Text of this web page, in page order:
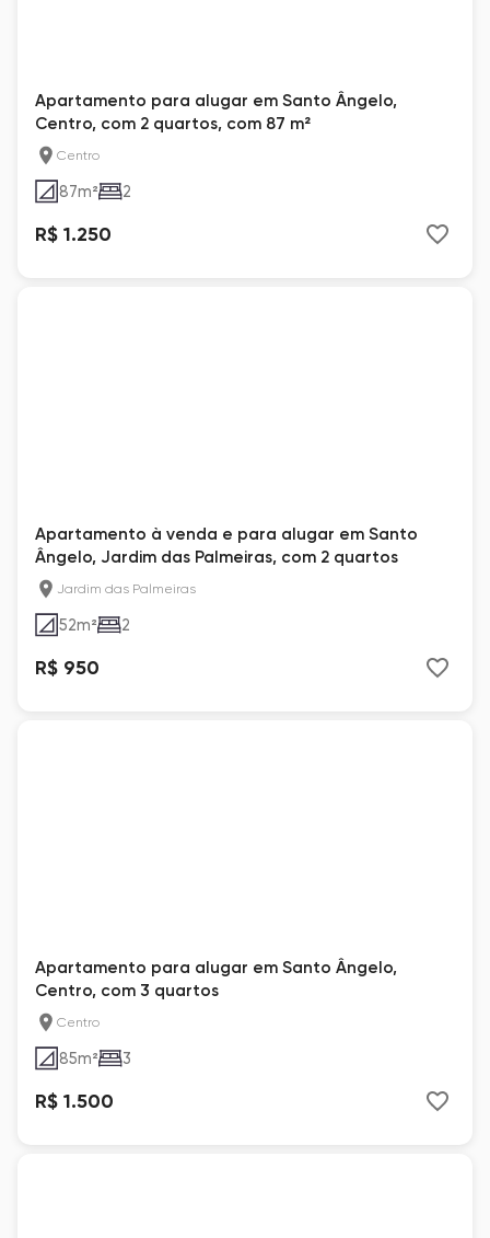
Apartamento para alugar em Santo Ângelo,
Centro, com 2 quartos, com 87 m²
Centro
87m² 2
R$ 1.250
Apartamento à venda e para alugar em Santo
Ângelo, Jardim das Palmeiras, com 2 quartos
Jardim das Palmeiras
52m² 2
R$ 950
Apartamento para alugar em Santo Ângelo,
Centro, com 3 quartos
Centro
85m² 3
R$ 1.500